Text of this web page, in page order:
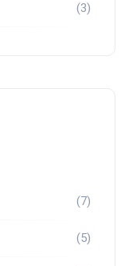
(3)
(7)
(5)